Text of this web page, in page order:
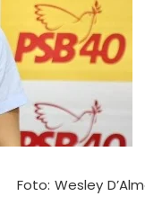
a
m
Foto: Wesley